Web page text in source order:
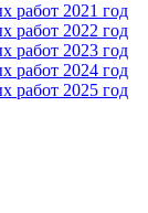
работ 2021 год
работ 2022 год
работ 2023 год
работ 2024 год
работ 2025 год